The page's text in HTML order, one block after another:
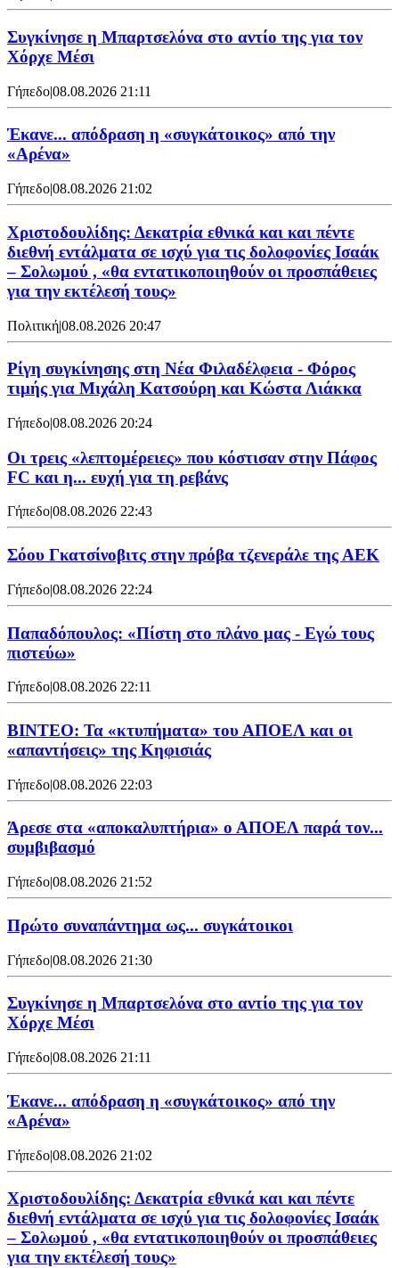
Συγκίνησε η Μπαρτσελόνα στο αντίο της για τον
Χόρχε Μέσι
Γήπεδο|08.08.2026 21:11
Έκανε... απόδραση η «συγκάτοικος» από την
«Αρένα»
Γήπεδο|08.08.2026 21:02
Χριστοδουλίδης: Δεκατρία εθνικά και και πέντε
διεθνή εντάλματα σε ισχύ για τις δολοφονίες Ισαάκ
– Σολωμού , «θα εντατικοποιηθούν οι προσπάθειες
για την εκτέλεσή τους»
Πολιτική|08.08.2026 20:47
Ρίγη συγκίνησης στη Νέα Φιλαδέλφεια - Φόρος
τιμής για Μιχάλη Κατσούρη και Κώστα Λιάκκα
Γήπεδο|08.08.2026 20:24
Οι τρεις «λεπτομέρειες» που κόστισαν στην Πάφος
FC και η... ευχή για τη ρεβάνς
Γήπεδο|08.08.2026 22:43
Σόου Γκατσίνοβιτς στην πρόβα τζενεράλε της ΑΕΚ
Γήπεδο|08.08.2026 22:24
Παπαδόπουλος: «Πίστη στο πλάνο μας - Εγώ τους
πιστεύω»
Γήπεδο|08.08.2026 22:11
ΒΙΝΤΕΟ: Τα «κτυπήματα» του ΑΠΟΕΛ και οι
«απαντήσεις» της Κηφισιάς
Γήπεδο|08.08.2026 22:03
Άρεσε στα «αποκαλυπτήρια» ο ΑΠΟΕΛ παρά τον...
συμβιβασμό
Γήπεδο|08.08.2026 21:52
Πρώτο συναπάντημα ως... συγκάτοικοι
Γήπεδο|08.08.2026 21:30
Συγκίνησε η Μπαρτσελόνα στο αντίο της για τον
Χόρχε Μέσι
Γήπεδο|08.08.2026 21:11
Έκανε... απόδραση η «συγκάτοικος» από την
«Αρένα»
Γήπεδο|08.08.2026 21:02
Χριστοδουλίδης: Δεκατρία εθνικά και και πέντε
διεθνή εντάλματα σε ισχύ για τις δολοφονίες Ισαάκ
– Σολωμού , «θα εντατικοποιηθούν οι προσπάθειες
για την εκτέλεσή τους»